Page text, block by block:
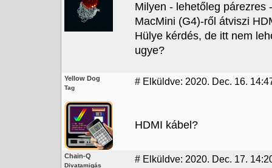
Milyen - lehetőleg párezres
MacMini (G4)-ről átviszi
Hülye kérdés, de itt nem
ugye?
Yellow Dog
Tag
# Elküldve: 2020. Dec. 16.
HDMI kábel?
Chain-Q
Divatamigás
# Elküldve: 2020. Dec. 17.